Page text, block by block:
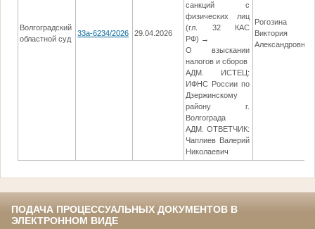
Волгоградский
областной суд
33а-6234/2026 29.04.2026
санкций с
физических лиц
(гл. 32 КАС
РФ) →
О взыскании
налогов и сборов
АДМ. ИСТЕЦ:
ИФНС России по
Дзержинскому
району г.
Волгограда
АДМ. ОТВЕТЧИК:
Чаплиев Валерий
Николаевич
Рогозина
Виктория
Александровна
ПОДАЧА ПРОЦЕССУАЛЬНЫХ ДОКУМЕНТОВ В
ЭЛЕКТРОННОМ ВИДЕ